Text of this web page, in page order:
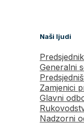
Naši ljudi
Predsjednik
Generalni
Zamjenici
Glavni
Nadzorni